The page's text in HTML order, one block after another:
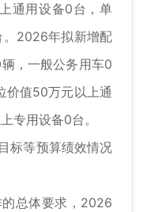
通用设备0台，单
。2026年拟新增配
，一般公务用车0
价值50万元以上通
专用设备0台。
等预算绩效情况
总体要求，2026